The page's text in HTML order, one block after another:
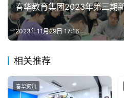
春华教育集团2023年第三期
2023年11月29日 17:16
相关推荐
春华资讯